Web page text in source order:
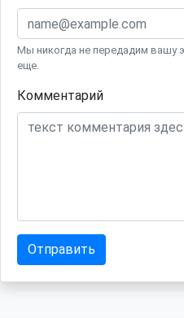
Мы никогда не передадим вашу
еще.
Комментарий
Отправить